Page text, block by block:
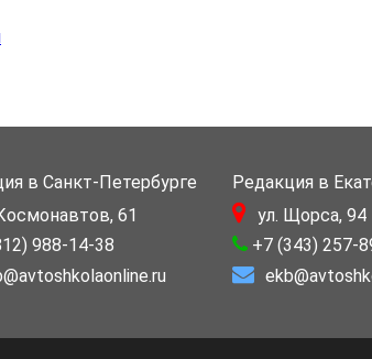
в Санкт-Петербурге
61
988-14-38
Редакция в
ул. Щорса, 94
+7 (343) 257-